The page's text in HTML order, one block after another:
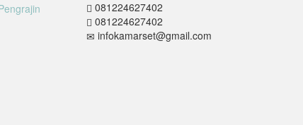
081224627402
081224627402
infokamarset@gmail.com